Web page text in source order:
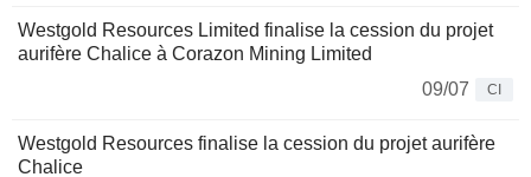
Westgold Resources Limited finalise la cession du projet
aurifère Chalice à Corazon Mining Limited
09/07
CI
Westgold Resources finalise la cession du projet aurifère
Chalice